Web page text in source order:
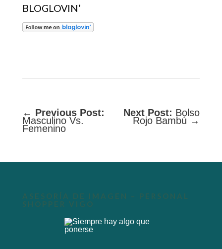
BLOGLOVIN’
Next Post: Bolso
Rojo Bambú →
← Previous Post:
Masculino Vs.
Femenino
ASESORÍA DE IMAGEN – PERSONAL
SHOPPER VIGO